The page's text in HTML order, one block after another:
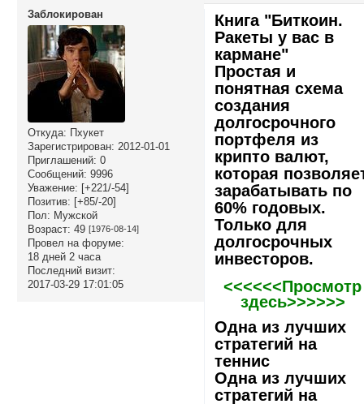
Заблокирован
Откуда: Пхукет
Зарегистрирован: 2012-01-01
Приглашений: 0
Сообщений: 9996
Уважение: [+221/-54]
Позитив: [+85/-20]
Пол: Мужской
Возраст: 49 [1976-08-14]
Провел на форуме:
18 дней 2 часа
Последний визит:
2017-03-29 17:01:05
Книга "Биткоин.
Ракеты у вас в
кармане"
Простая и
понятная схема
создания
долгосрочного
портфеля из
крипто валют,
которая
зарабатывать по
60% годовых.
Только для
долгосрочных
инвесторов.
<<<<<<Просмотр
здесь>>>>>>
Одна из лучших
стратегий на
теннис
Одна из лучших
стратегий на